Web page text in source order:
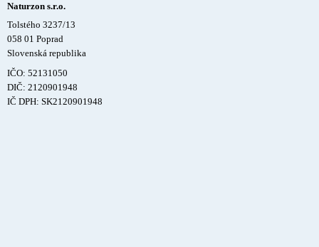
Naturzon s.r.o.
Tolstého 3237/13
058 01 Poprad
Slovenská republika
IČO: 52131050
DIČ: 2120901948
IČ DPH: SK2120901948